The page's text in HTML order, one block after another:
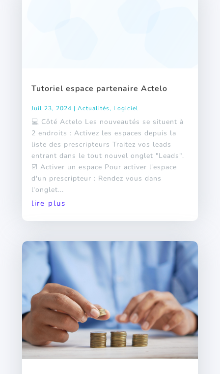
Tutoriel espace partenaire Actelo
Juil 23, 2024 | Actualités, Logiciel
💻 Côté Actelo Les nouveautés se situent à
2 endroits : Activez les espaces depuis la
liste des prescripteurs Traitez vos leads
entrant dans le tout nouvel onglet "Leads".
☑️ Activer un espace Pour activer l'espace
d'un prescripteur : Rendez vous dans
l'onglet...
lire plus